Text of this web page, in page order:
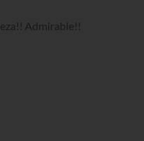
Admirable!!